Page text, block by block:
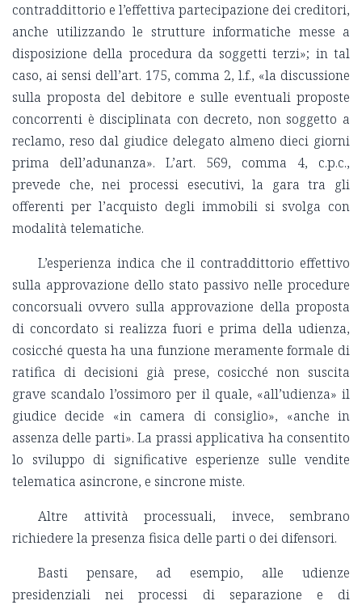
contraddittorio e l’effettiva partecipazione dei creditori,
anche utilizzando le strutture informatiche messe a
disposizione della procedura da soggetti terzi»; in tal
caso, ai sensi dell’art. 175, comma 2, l.f., «la discussione
sulla proposta del debitore e sulle eventuali proposte
concorrenti è disciplinata con decreto, non soggetto a
reclamo, reso dal giudice delegato almeno dieci giorni
prima dell’adunanza». L’art. 569, comma 4, c.p.c.,
prevede che, nei processi esecutivi, la gara tra gli
offerenti per l’acquisto degli immobili si svolga con
modalità telematiche.
L’esperienza indica che il contraddittorio effettivo
sulla approvazione dello stato passivo nelle procedure
concorsuali ovvero sulla approvazione della proposta
di concordato si realizza fuori e prima della udienza,
cosicché questa ha una funzione meramente formale di
ratifica di decisioni già prese, cosicché non suscita
grave scandalo l’ossimoro per il quale, «all’udienza» il
giudice decide «in camera di consiglio», «anche in
assenza delle parti». La prassi applicativa ha consentito
lo sviluppo di significative esperienze sulle vendite
telematica asincrone, e sincrone miste.
Altre attività processuali, invece, sembrano
richiedere la presenza fisica delle parti o dei difensori.
Basti pensare, ad esempio, alle udienze
presidenziali nei processi di separazione e di